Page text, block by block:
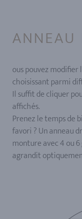
ANNEAU
ous pouvez modifier
choisissant parmi
Il suffit de cliquer
affichés.
Prenez le temps de
favori ? Un anneau
monture avec 4 ou
agrandit